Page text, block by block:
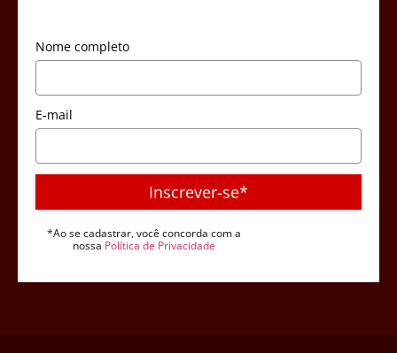
Nome completo
E-mail
Inscrever-se*
*Ao se cadastrar, você concorda com a
nossa Política de Privacidade